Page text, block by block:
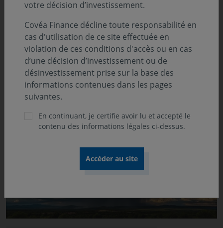
Le regard du gérant - L’inspection en
milieu industriel, indispensable à
l’automatisation des usines
L’automatisation et la robotisation des processus
industriels font partie des changements structurels que
nous déclinons au sein de nos Perspectives
Économiques et Financières.
votre décision d’investissement.
Covéa Finance décline toute responsabilité en
cas d'utilisation de ce site effectuée en
violation de ces conditions d'accès ou en cas
d’une décision d’investissement ou de
désinvestissement prise sur la base des
informations contenues dans les pages
suivantes.
En continuant, je certifie avoir lu et accepté le
contenu des informations légales ci-dessus.